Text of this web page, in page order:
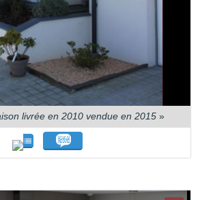
livrée en 2010 vendue en 2015 »